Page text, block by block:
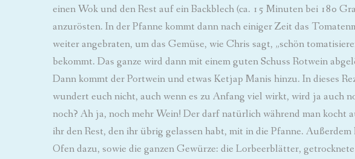
einen Wok und den Rest auf ein Backblech (ca. 15 Minuten bei 180
anzurösten. In der Pfanne kommt dann nach einiger Zeit das
weiter angebraten, um das Gemüse, wie Chris sagt, „schön
bekommt. Das ganze wird dann mit einem guten Schuss Rotwein
Dann kommt der Portwein und etwas Ketjap Manis hinzu. In dieses
wundert euch nicht, auch wenn es zu Anfang viel wirkt, wird ja auch
noch? Ah ja, noch mehr Wein! Der darf natürlich während man kocht
ihr den Rest, den ihr übrig gelassen habt, mit in die Pfanne.
Ofen dazu, sowie die ganzen Gewürze: die Lorbeerblätter,